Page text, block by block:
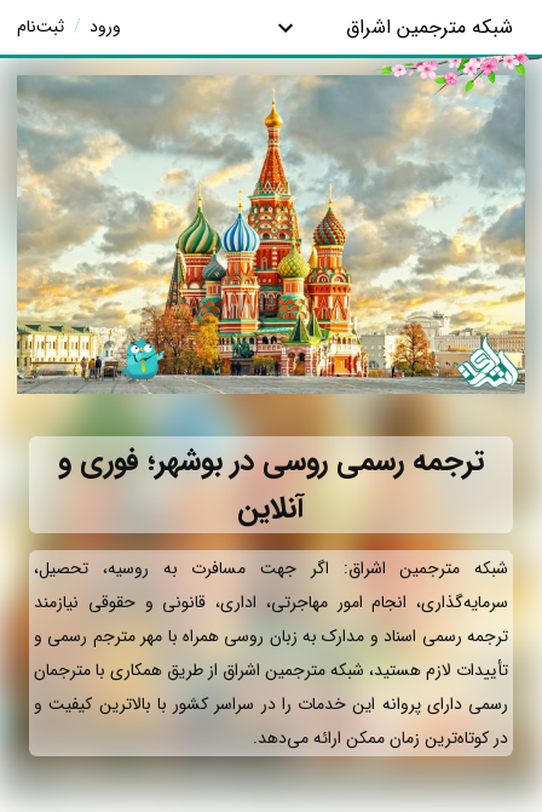
شبکه مترجمین اشراق ورود / ثبت‌نام
ترجمه رسمی روسی در بوشهر؛ فوری و
آنلاین
شبکه مترجمین اشراق: اگر جهت مسافرت به روسیه، تحصیل،
سرمایه‌گذاری، انجام امور مهاجرتی، اداری، قانونی و حقوقی نیازمند
ترجمه رسمی اسناد و مدارک به زبان روسی همراه با مهر مترجم رسمی و
تأییدات لازم هستید، شبکه مترجمین اشراق از طریق همکاری با مترجمان
رسمی دارای پروانه این خدمات را در سراسر کشور با بالاترین کیفیت و
در کوتاه‌ترین زمان ممکن ارائه می‌دهد.